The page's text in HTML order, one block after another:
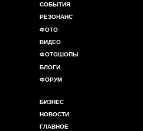
СОБЫТИЯ
РЕЗОНАНС
ФОТО
ВИДЕО
ФОТОШОПЫ
БЛОГИ
ФОРУМ
БИЗНЕС
НОВОСТИ
ГЛАВНОЕ